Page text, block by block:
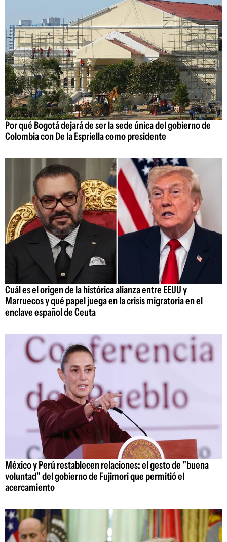
Por qué Bogotá dejará de ser la sede única del gobierno de
Colombia con De la Espriella como presidente
Cuál es el origen de la histórica alianza entre EEUU y
Marruecos y qué papel juega en la crisis migratoria en el
enclave español de Ceuta
México y Perú restablecen relaciones: el gesto de "buena
voluntad" del gobierno de Fujimori que permitió el
acercamiento